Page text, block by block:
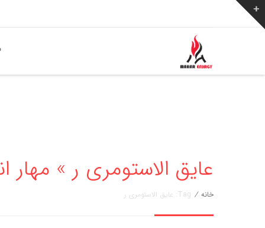
عایق الاستومری ر » مهار انرژی
خانه / Tag: عایق الاستومری ر